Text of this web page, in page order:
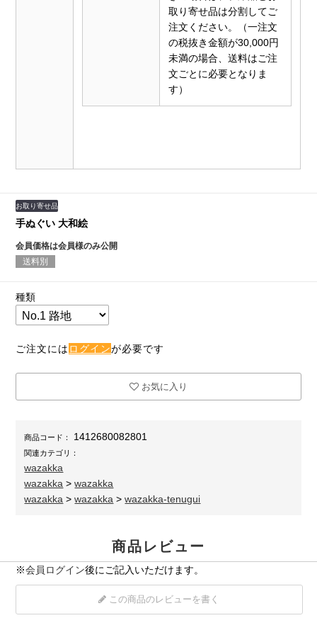
取り寄せ品は分割してご
注文ください。（一注文
の税抜き金額が30,000円
未満の場合、送料はご注
文ごとに必要となりま
す）
お取り寄せ品
手ぬぐい 大和絵
会員価格は会員様のみ公開
送料別
種類
ご注文には ログインが必要です
お気に入り
商品コード： 1412680082801
関連カテゴリ：
wazakka
wazakka >wazakka
wazakka >wazakka >wazakka-tenugui
商品レビュー
※会員ログイン後にご記入いただけます。
この商品のレビューを書く